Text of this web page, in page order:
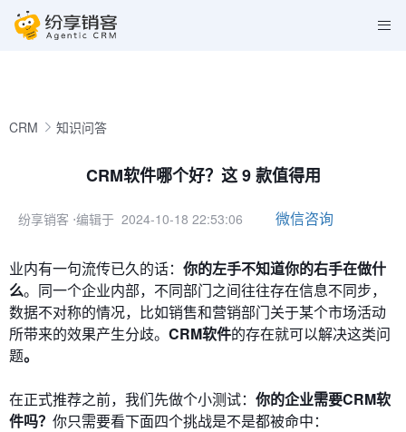
CRM 知识问答
CRM软件哪个好？这 9 款值得用
纷享销客 ⋅编辑于 2024-10-18 22:53:06 微信咨询
业内有一句流传已久的话： 你的左手不知道你的右手在做什
么。同一个企业内部，不同部门之间往往存在信息不同步，
数据不对称的情况，比如销售和营销部门关于某个市场活动
所带来的效果产生分歧。 CRM软件的存在就可以解决这类问
题。
在正式推荐之前，我们先做个小测试： 你的企业需要CRM软
件吗？ 你只需要看下面四个挑战是不是都被命中：